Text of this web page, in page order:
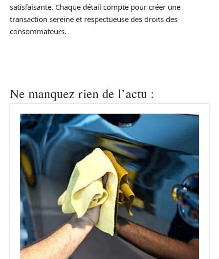
satisfaisante. Chaque détail compte pour créer une
transaction sereine et respectueuse des droits des
consommateurs.
Ne manquez rien de l’actu :